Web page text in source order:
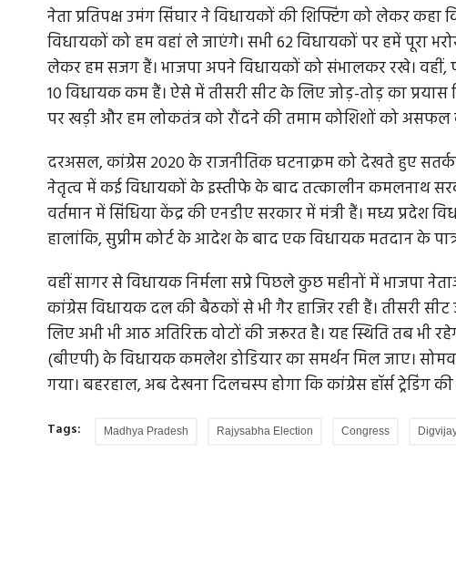
नेता प्रतिपक्ष उमंग सिंघार ने विधायकों की शिफ्टिंग को लेकर कहा
विधायकों को हम वहां ले जाएंगे। सभी 62 विधायकों पर हमें पूरा
लेकर हम सजग हैं। भाजपा अपने विधायकों को संभालकर रखे। वहीं,
10 विधायक कम हैं। ऐसे में तीसरी सीट के लिए जोड़-तोड़ का प्रयास
पर खड़ी और हम लोकतंत्र को रौंदने की तमाम कोशिशों को असफल
दरअसल, कांग्रेस 2020 के राजनीतिक घटनाक्रम को देखते हुए
नेतृत्व में कई विधायकों के इस्तीफे के बाद तत्कालीन कमलनाथ
वर्तमान में सिंधिया केंद्र की एनडीए सरकार में मंत्री हैं। मध्य प्रदेश
हालांकि, सुप्रीम कोर्ट के आदेश के बाद एक विधायक मतदान के
वहीं सागर से विधायक निर्मला सप्रे पिछले कुछ महीनों में भाजपा
कांग्रेस विधायक दल की बैठकों से भी गैर हाजिर रही हैं। तीसरी
लिए अभी भी आठ अतिरिक्त वोटों की जरूरत है। यह स्थिति तब भी
(बीएपी) के विधायक कमलेश डोडियार का समर्थन मिल जाए।
गया। बहरहाल, अब देखना दिलचस्प होगा कि कांग्रेस हॉर्स ट्रेडिंग
Tags: Madhya Pradesh Rajysabha Election Congress